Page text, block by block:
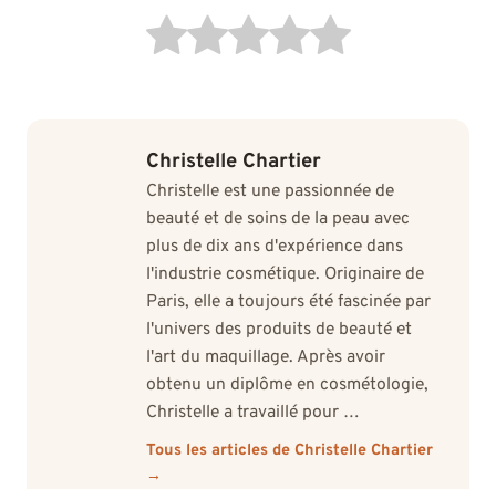
Christelle Chartier
Christelle est une passionnée de
beauté et de soins de la peau avec
plus de dix ans d'expérience dans
l'industrie cosmétique. Originaire de
Paris, elle a toujours été fascinée par
l'univers des produits de beauté et
l'art du maquillage. Après avoir
obtenu un diplôme en cosmétologie,
Christelle a travaillé pour …
Tous les articles de Christelle Chartier
→